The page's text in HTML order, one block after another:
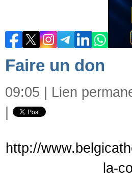
Faire un don
09:05 | Lien
http://
la-